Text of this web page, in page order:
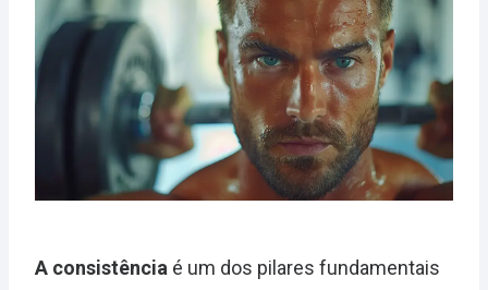
A consistência é um dos pilares fundamentais